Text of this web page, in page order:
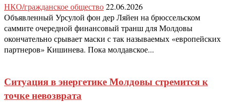
НКО/гражданское общество22.06.2026
Объявленный Урсулой фон дер Ляйен на брюссельском
саммите очередной финансовый транш для Молдовы
окончательно срывает маски с так называемых «европейских
партнеров» Кишинева. Пока молдавское...
Ситуация в энергетике Молдовы стремится к
точке невозврата